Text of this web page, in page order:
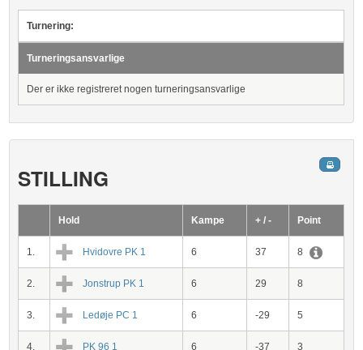
Turnering:
Turneringsansvarlige
Der er ikke registreret nogen turneringsansvarlige
STILLING
Hold Kampe + / - Point
1. Hvidovre PK 1 6 37 8
2. Jonstrup PK 1 6 29 8
3. Ledøje PC 1 6 -29 5
4. PK 96 1 6 -37 3